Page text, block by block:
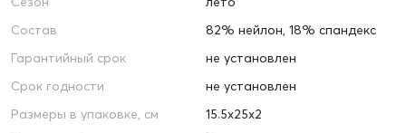
Состав
82% нейлон, 18% спандекс
Гарантийный срок
не установлен
Срок годности
не установлен
Размеры в упаковке, см
15.5х25х2